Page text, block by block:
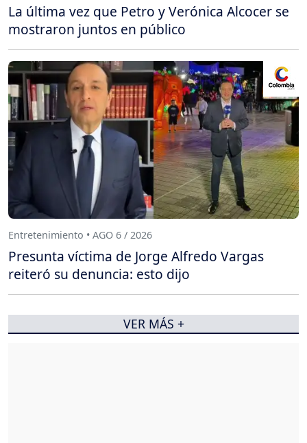
La última vez que Petro y Verónica Alcocer se
mostraron juntos en público
Entretenimiento • AGO 6 / 2026
Presunta víctima de Jorge Alfredo Vargas
reiteró su denuncia: esto dijo
VER MÁS +